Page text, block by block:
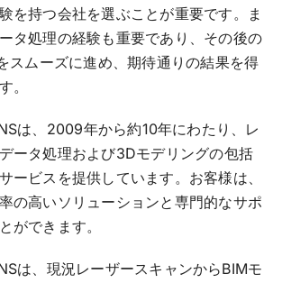
を持つ会社を選ぶことが重要です。ま
タ処理の経験も重要であり、その後の
スムーズに進め、期待通りの結果を得
。
は、2009年から約10年にわたり、レ
ータ処理および3Dモデリングの包括
ービスを提供しています。お客様は、
の高いソリューションと専門的なサポ
ができます。
は、現況レーザースキャンからBIMモ